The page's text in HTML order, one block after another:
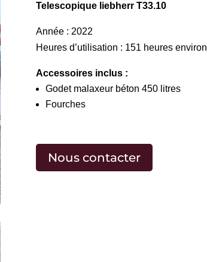
Telescopique liebherr T33.10
Année : 2022
Heures d’utilisation : 151 heures environ
Accessoires inclus :
Godet malaxeur béton 450 litres
Fourches
Nous contacter